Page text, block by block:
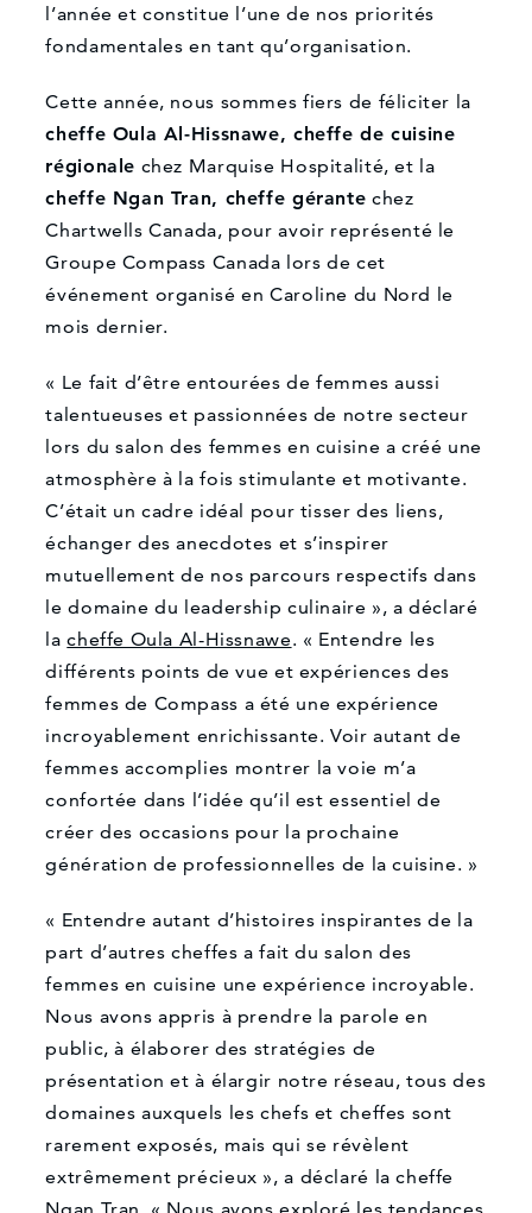
l’année et constitue l’une de nos priorités
fondamentales en tant qu’organisation.
Cette année, nous sommes fiers de féliciter la
cheffe Oula Al-Hissnawe, cheffe de cuisine
régionale chez Marquise Hospitalité, et la
cheffe Ngan Tran, cheffe gérante chez
Chartwells Canada, pour avoir représenté le
Groupe Compass Canada lors de cet
événement organisé en Caroline du Nord le
mois dernier.
« Le fait d’être entourées de femmes aussi
talentueuses et passionnées de notre secteur
lors du salon des femmes en cuisine a créé une
atmosphère à la fois stimulante et motivante.
C’était un cadre idéal pour tisser des liens,
échanger des anecdotes et s’inspirer
mutuellement de nos parcours respectifs dans
le domaine du leadership culinaire », a déclaré
lacheffe Oula Al-Hissnawe. « Entendre les
différents points de vue et expériences des
femmes de Compass a été une expérience
incroyablement enrichissante. Voir autant de
femmes accomplies montrer la voie m’a
confortée dans l’idée qu’il est essentiel de
créer des occasions pour la prochaine
génération de professionnelles de la cuisine. »
« Entendre autant d’histoires inspirantes de la
part d’autres cheffes a fait du salon des
femmes en cuisine une expérience incroyable.
Nous avons appris à prendre la parole en
public, à élaborer des stratégies de
présentation et à élargir notre réseau, tous des
domaines auxquels les chefs et cheffes sont
rarement exposés, mais qui se révèlent
extrêmement précieux », a déclaré la cheffe